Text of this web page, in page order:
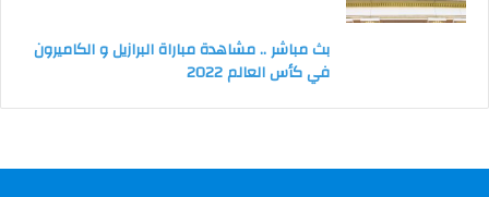
بث مباشر .. مشاهدة مباراة البرازيل و الكاميرون
في كأس العالم 2022